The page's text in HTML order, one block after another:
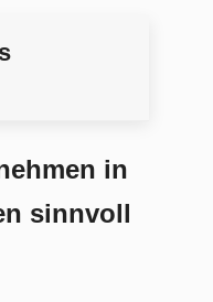
in
sinnvoll